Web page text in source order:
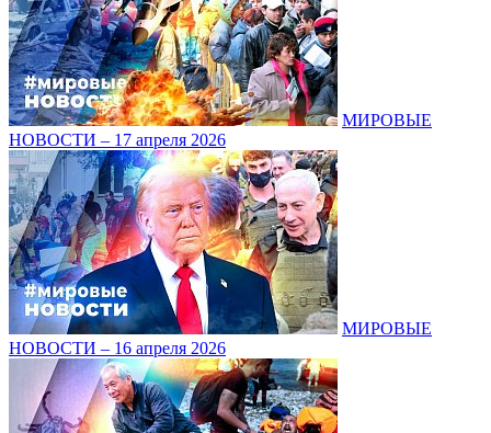
МИРОВЫЕ
НОВОСТИ – 17 апреля 2026
МИРОВЫЕ
НОВОСТИ – 16 апреля 2026